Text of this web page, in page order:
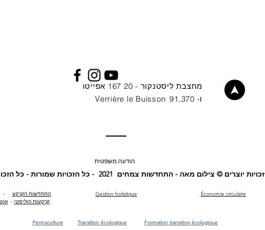
מחצבת ליסטנקור - 20 167 אפייטו
ו- 91,370
Verrière le Buisson
הודעה משפטית
זכויות יוצרים © צילום מאה - התחדשות צמחים 2021 - כל הזכויות שמורות - כל הזכויות שמורות
התחדשות הקרקע -
קרקעות הוליסטי -
Gestion holisitque Économie circulaire
Permaculture Transition écologique Formation transition écologique